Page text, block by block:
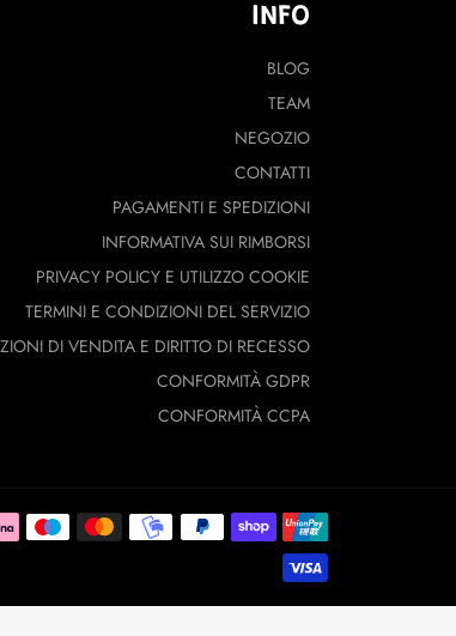
INFO
BLOG
TEAM
NEGOZIO
CONTATTI
PAGAMENTI E SPEDIZIONI
INFORMATIVA SUI RIMBORSI
PRIVACY POLICY E UTILIZZO COOKIE
TERMINI E CONDIZIONI DEL SERVIZIO
DI VENDITA E DIRITTO DI RECESSO
CONFORMITÀ GDPR
CONFORMITÀ CCPA